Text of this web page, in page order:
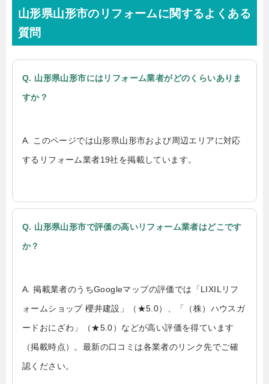
山形県山形市のリフォームに関するよくある
質問
Q. 山形県山形市にはリフォーム業者がどのくらいありま
すか？
A. このページでは山形県山形市および周辺エリアに対応
するリフォーム業者19社を掲載しています。
Q. 山形県山形市で評価の高いリフォーム業者はどこです
か？
A. 掲載業者のうちGoogleマップの評価では「LIXILリフ
ォームショップ 櫻井建設」（★5.0）、「（株）ハウスガ
ードおにざわ」（★5.0）などが高い評価を得ています
（掲載時点）。最新の口コミは各業者のリンク先でご確
認ください。